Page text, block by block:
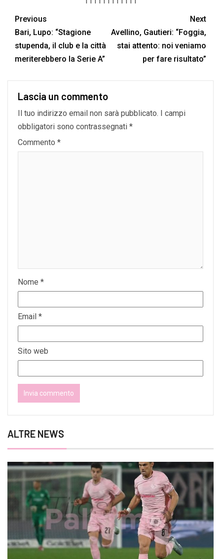
Previous
Bari, Lupo: “Stagione
stupenda, il club e la città
meriterebbero la Serie A”
Next
Avellino, Gautieri: “Foggia,
stai attento: noi veniamo
per fare risultato”
Lascia un commento
Il tuo indirizzo email non sarà pubblicato.
I campi
obbligatori sono contrassegnati *
Commento *
Nome *
Email *
Sito web
ALTRE NEWS